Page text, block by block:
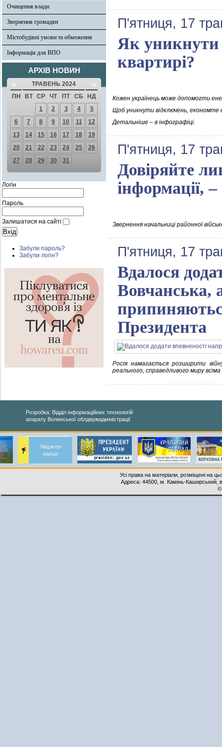
Очищення влади
Звернення громадян
Містобудівні умови та обмеження
Інформація для ВПО
АРХІВ НОВИН
« ТРАВЕНЬ 2024 »
ПН ВТ СР ЧТ ПТ СБ
НД
1
2 3 4
5
6
7 8 9 10 11
12
13
14 15 16 17 18
19
20
21 22 23 24 25
26
27
28 29 30 31
Логін
Пароль
Залишатися на сайті
Забули пароль?
Забули логін?
П'ятниця, 17
Як уникнути
квартирі?
Кожен українець може допомогти
Щоб уникнути відключень, економте
Детальніше – в інфографіці.
П'ятниця, 17
Довіряйте
інформації,
Звернення начальниці районної
П'ятниця, 17
Вдалося
Вовчанська,
Президента
Росія намагається розширити
реального, справедливого миру
Розробка: Відділ інформаційних технологій
апарату Волинської облдержадміністрації
Усі права на матеріали, розміщені на
Адреса: 44500, м. Камінь-Каширський,
©